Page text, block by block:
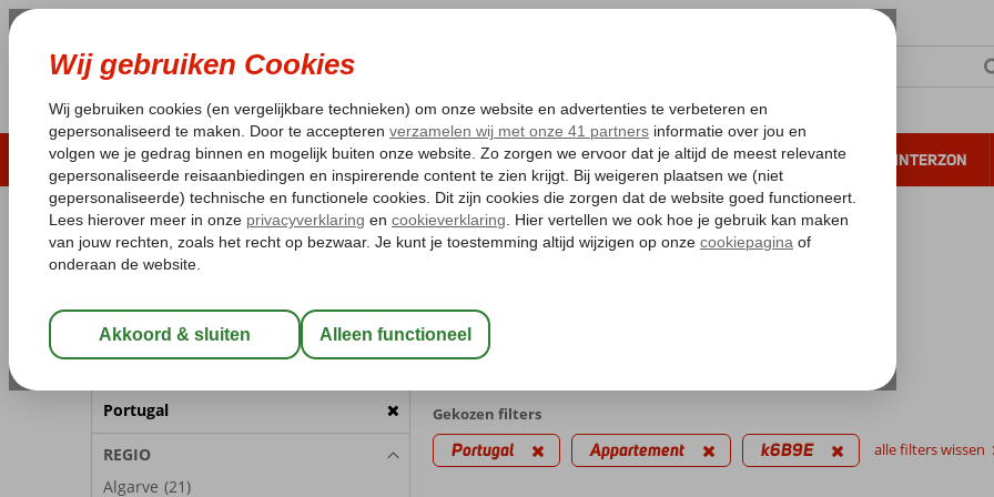
LAST MINUTE ZOMER 2026 ZONVAKANTIE VERRE REIZEN ALL INCLUSIVE WINTERZON
Pakketgarantie Laagsteprijsgarantie* Gratis annuleren*
REISGEZELSCHAP
Wijzig Reisgezelschap
Portugal
REGIO
Algarve (21)
Last minute Portugal
met Appartement
Gekozen filters
Portugal Appartement k6B9E alle filters wissen